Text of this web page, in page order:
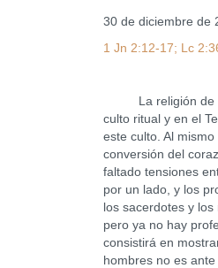
30 de diciembre de
1 Jn 2:12-17; Lc
La religión de
culto ritual y en el
este culto. Al
conversión del
faltado tensiones
por un lado, y los
los sacerdotes y
pero ya no hay
consistirá en
hombres no es